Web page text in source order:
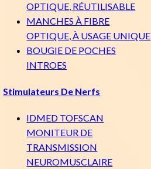
OPTIQUE, RÉUTILISABLE
MANCHES À FIBRE
OPTIQUE, À USAGE UNIQUE
BOUGIE DE POCHES
INTROES
Stimulateurs De Nerfs
IDMED TOFSCAN
MONITEUR DE
TRANSMISSION
NEUROMUSCLAIRE